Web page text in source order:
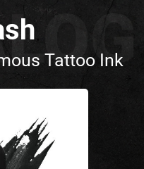
Tattoo Ink